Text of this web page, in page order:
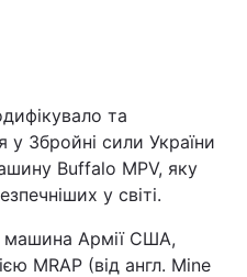
Політика
Світ
Наука
та
Збройні сили України
Buffalo MPV, яку
у світі.
машина Армії США,
MRAP (від англ. Mine